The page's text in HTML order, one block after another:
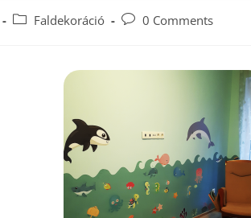
Faldekoráció 0 Comments